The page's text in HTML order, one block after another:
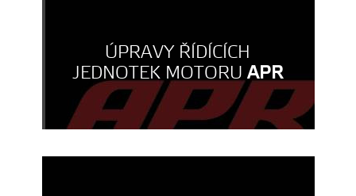
ÚPRAVY ŘÍDÍCÍCH
JEDNOTEK MOTORUAPR